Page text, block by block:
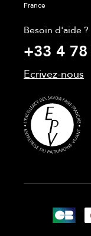
France
Besoin d'aide ?
+33 4
Ecrivez-nous